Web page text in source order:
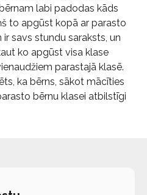
labi padodas kāds
to apgūst kopā ar parasto
savs stundu saraksts, un
ko apgūst visa klase
parastajā klasē.
ka bērns, sākot mācīties
bērnu klasei atbilstīgi